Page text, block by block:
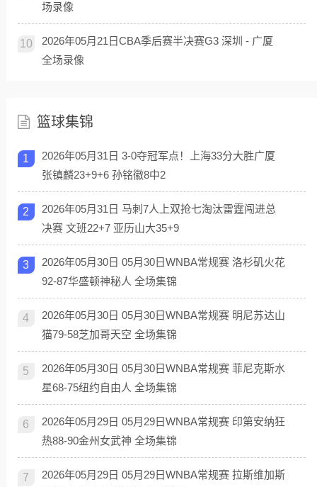
场录像
10
2026年05月21日CBA季后赛半决赛G3 深圳 - 广厦
全场录像
篮球集锦
1
2026年05月31日 3-0夺冠军点！上海33分大胜广厦
张镇麟23+9+6 孙铭徽8中2
2
2026年05月31日 马刺7人上双抢七淘汰雷霆闯进总
决赛 文班22+7 亚历山大35+9
3
2026年05月30日 05月30日WNBA常规赛 洛杉矶火花
92-87华盛顿神秘人 全场集锦
4
2026年05月30日 05月30日WNBA常规赛 明尼苏达山
猫79-58芝加哥天空 全场集锦
5
2026年05月30日 05月30日WNBA常规赛 菲尼克斯水
星68-75纽约自由人 全场集锦
6
2026年05月29日 05月29日WNBA常规赛 印第安纳狂
热88-90金州女武神 全场集锦
7
2026年05月29日 05月29日WNBA常规赛 拉斯维加斯